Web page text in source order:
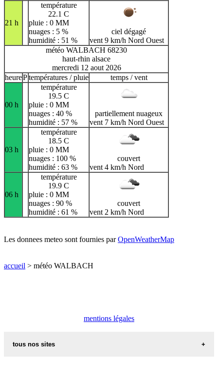
21 h
température
22.1 C
pluie : 0 MM
nuages : 5 %
humidité : 51 %
ciel dégagé
vent 9 km/h Nord Ouest
météo WALBACH 68230
haut-rhin alsace
mercredi 12 aout 2026
heurePtempératures / pluie temps / vent
00 h
température
19.5 C
pluie : 0 MM
nuages : 40 %
humidité : 57 %
partiellement nuageux
vent 7 km/h Nord Ouest
03 h
température
18.5 C
pluie : 0 MM
nuages : 100 %
humidité : 63 %
couvert
vent 4 km/h Nord
06 h
température
19.9 C
pluie : 0 MM
nuages : 90 %
humidité : 61 %
couvert
vent 2 km/h Nord
Les donnees meteo sont fournies parOpenWeatherMap
accueil > météo WALBACH
mentions légales
tous nos sites